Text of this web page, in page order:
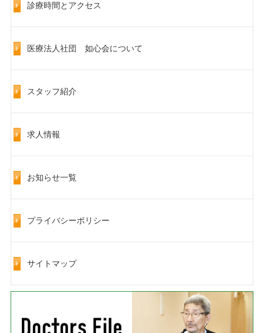
診療時間とアクセス
医療法人社団 如心会について
スタッフ紹介
求人情報
お知らせ一覧
プライバシーポリシー
サイトマップ